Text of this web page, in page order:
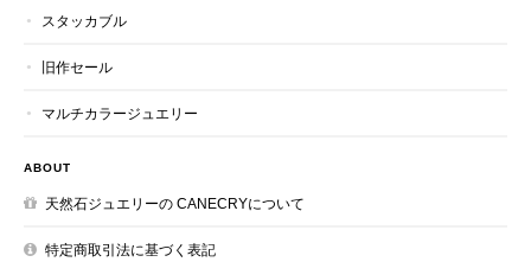
スタッカブル
旧作セール
マルチカラージュエリー
ABOUT
天然石ジュエリーの CANECRYについて
特定商取引法に基づく表記